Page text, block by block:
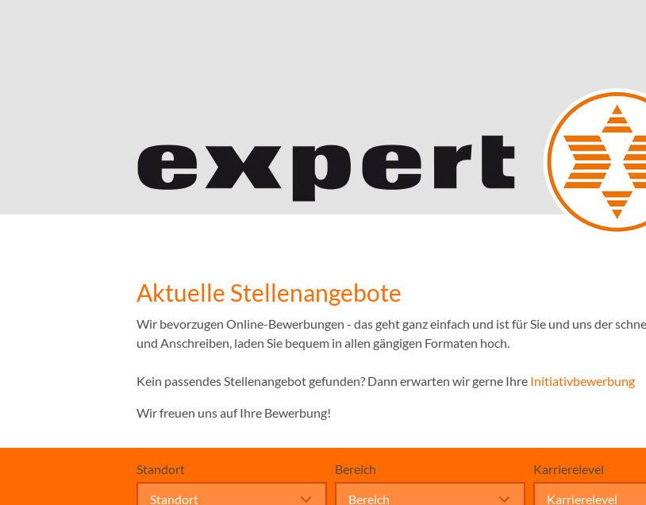
Aktuelle Stellenangebote
Wir bevorzugen Online-Bewerbungen - das geht ganz einfach und ist für Sie und uns der
und Anschreiben, laden Sie bequem in allen gängigen Formaten hoch.
Kein passendes Stellenangebot gefunden? Dann erwarten wir gerne Ihre Initiativbewerbung
Wir freuen uns auf Ihre Bewerbung!
Standort
Standort
Bereich
Bereich
Karrierelevel
Karrierelevel